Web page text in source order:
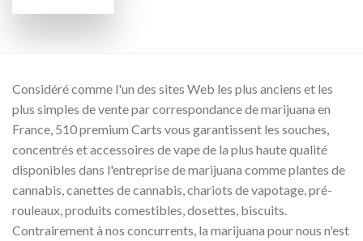
prix :
Considéré comme l'un des sites Web les plus anciens et les
plus simples de vente par correspondance de marijuana en
France, 510 premium Carts vous garantissent les souches,
concentrés et accessoires de vape de la plus haute qualité
disponibles dans l'entreprise de marijuana comme plantes de
cannabis, canettes de cannabis, chariots de vapotage, pré-
rouleaux, produits comestibles, dosettes, biscuits.
Contrairement à nos concurrents, la marijuana pour nous n'est